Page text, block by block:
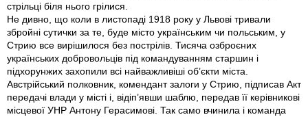
стрільці біля нього грілися.
Не дивно, що коли в листопаді 1918 року у Львові тривали
зброй­ні сутички за те, буде місто українським чи польським, у
Стрию все вирішилося без пострілів. Тисяча озброєних
українських добровольців під командуванням старшин і
підхорунжих захопили всі найважливіші об’єкти міста.
Австрійський полковник, комендант залоги у Стрию, підписав Акт
передачі влади у місті і, відіп’явши шаблю, передав її керівникові
місцевої УНР Антону Герасимові. Так само вчинила і команда